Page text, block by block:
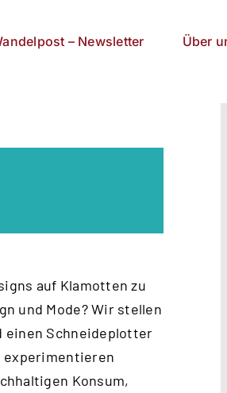
– Newsletter Über
auf Klamotten zu
und Mode? Wir stellen
einen Schneideplotter
experimentieren
Konsum,